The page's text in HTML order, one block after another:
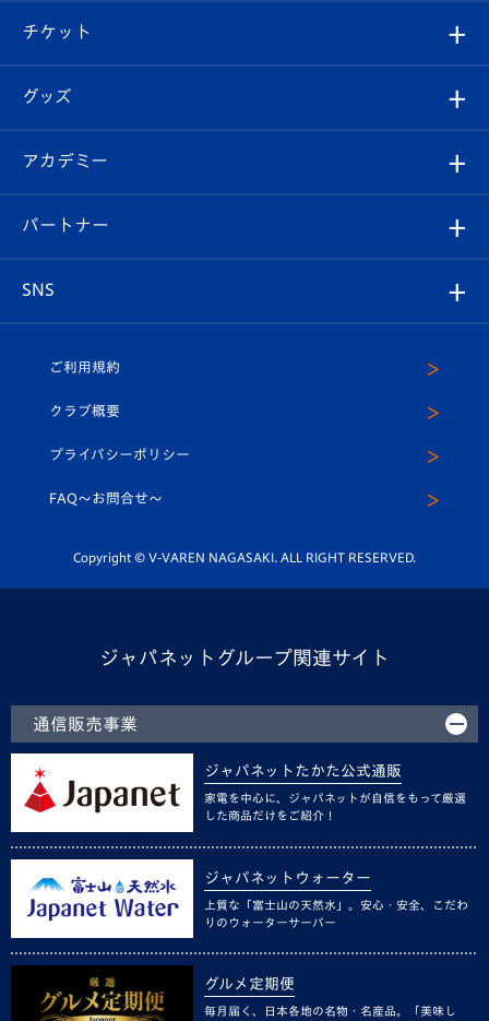
チケット
イベント
メディア
ホームタウン
クラブ概要
エンブレム紹介
スタッフプロフィール
マスコット紹介
平和祈念活動
ホームタウン活動
はじめての観戦ガイド
Revive Team
ヴィヴィくんの長崎おもてなしガイド
試合日程/結果
フォトギャラリー
スタジアムグルメ
チケット
チケット
V-LOVERS（ファンクラブ）
プレイヤーズスイート
グッズ
オンラインショップ
店舗情報
アカデミー
育成からのお知らせ
U-18
スクール
パートナー
SNS
ヴィヴィくんインスタグラム
公式LINE＠
ご利用規約
クラブ概要
プライバシーポリシー
FAQ〜お問合せ〜
Copyright © V-VAREN NAGASAKI. ALL RIGHT RESERVED.
ジャパネットグループ関連サイト
通信販売事業
ジャパネットたかた公式通販
家電を中心に、ジャパネットが自信をもって厳選
した商品だけをご紹介！
ジャパネットウォーター
上質な「富士山の天然水」。安心・安全、こだわ
りのウォーターサーバー
グルメ定期便
毎月届く、日本各地の名物・名産品。「美味し